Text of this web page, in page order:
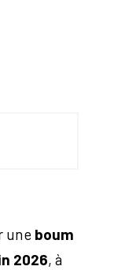
une boum
2026, à